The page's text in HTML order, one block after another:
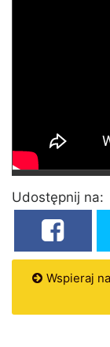
Udostępnij na:
Wspieraj